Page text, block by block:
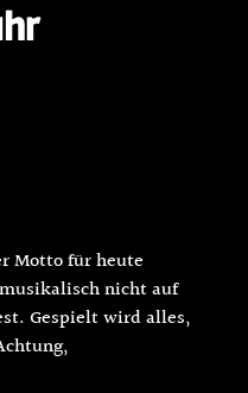
Motto für heute
nicht auf
Gespielt wird alles,